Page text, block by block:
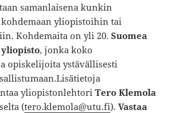
samanlaisena kunkin
yliopistoihin tai
Kohdemaita on yli 20.Suomea
, jonka koko
opiskelijoita ystävällisesti
yliopistonlehtoriTero Klemola
(tero.klemola@utu.fi).Vastaa